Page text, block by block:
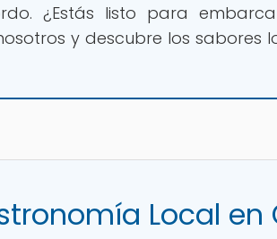
¿Estás listo para
y descubre los
Local en